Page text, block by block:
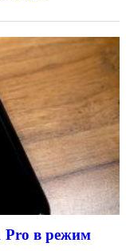
Pro в режим